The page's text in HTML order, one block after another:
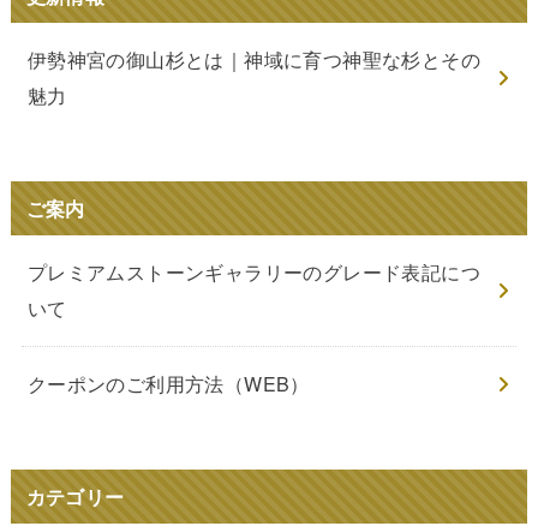
伊勢神宮の御山杉とは｜神域に育つ神聖な杉とその
魅力
ご案内
プレミアムストーンギャラリーのグレード表記につ
いて
クーポンのご利用方法（WEB）
カテゴリー